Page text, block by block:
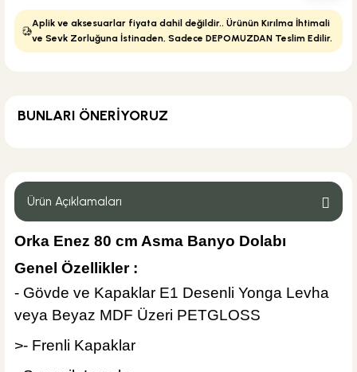
Aplik ve aksesuarlar fiyata dahil değildir.. Ürünün Kırılma İhtimali
ve Sevk Zorluğuna İstinaden, Sadece DEPOMUZDAN Teslim Edilir.
BUNLARI ÖNERİYORUZ
4.600,00 TL
Sepete Ekle
Hansgrohe
Ürün Açıklamaları
Orka Enez 80 cm Asma Banyo Dolabı
Genel Özellikler :
- Gövde ve Kapaklar E1 Desenli Yonga Levha
veya Beyaz MDF Üzeri PETGLOSS
>- Frenli Kapaklar